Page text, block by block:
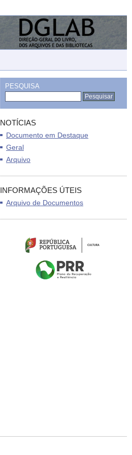
PESQUISA
NOTÍCIAS
Documento em Destaque
Geral
Arquivo
INFORMAÇÕES ÚTEIS
Arquivo de Documentos